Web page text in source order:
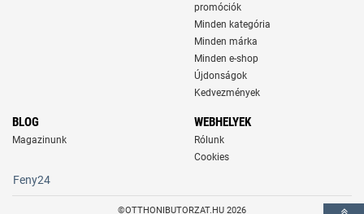
promóciók
Minden kategória
Minden márka
Minden e-shop
Újdonságok
Kedvezmények
BLOG
Magazinunk
WEBHELYEK
Rólunk
Cookies
Feny24
©OTTHONIBUTORZAT.HU 2026